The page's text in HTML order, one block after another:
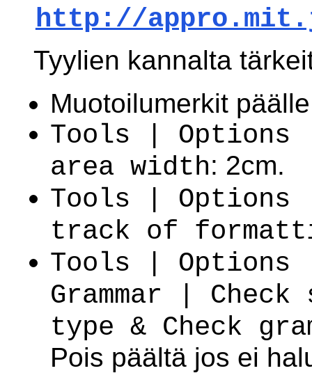
http://
Tyylien kannalta
Muotoilumerkit
Tools |
area width: 2cm.
Tools |
track of
Tools | Options
Grammar |
type & Check
Pois päältä jos ei